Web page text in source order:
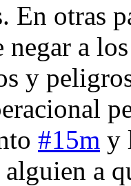
En otras
negar a
y
#15m y
alguien a